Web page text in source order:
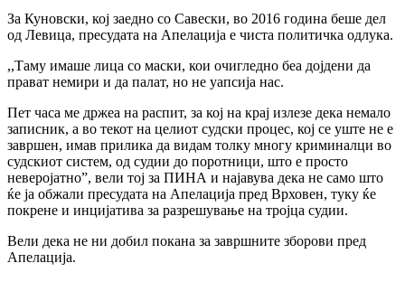
За Куновски, кој заедно со Савески, во 2016 година беше дел
од Левица, пресудата на Апелација е чиста политичка одлука.
,,Таму имаше лица со маски, кои очигледно беа дојдени да
прават немири и да палат, но не уапсија нас.
Пет часа ме држеа на распит, за кој на крај излезе дека немало
записник, а во текот на целиот судски процес, кој се уште не е
завршен, имав прилика да видам толку многу криминалци во
судскиот систем, од судии до поротници, што е просто
неверојатно”, вели тој за ПИНА и најавува дека не само што
ќе ја обжали пресудата на Апелација пред Врховен, туку ќе
покрене и инцијатива за разрешување на тројца судии.
Вели дека не ни добил покана за завршните зборови пред
Апелација.